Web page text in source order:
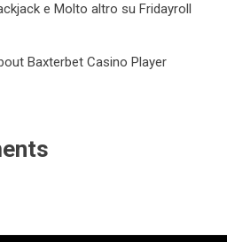
e Molto altro su Fridayroll
Baxterbet Casino Player